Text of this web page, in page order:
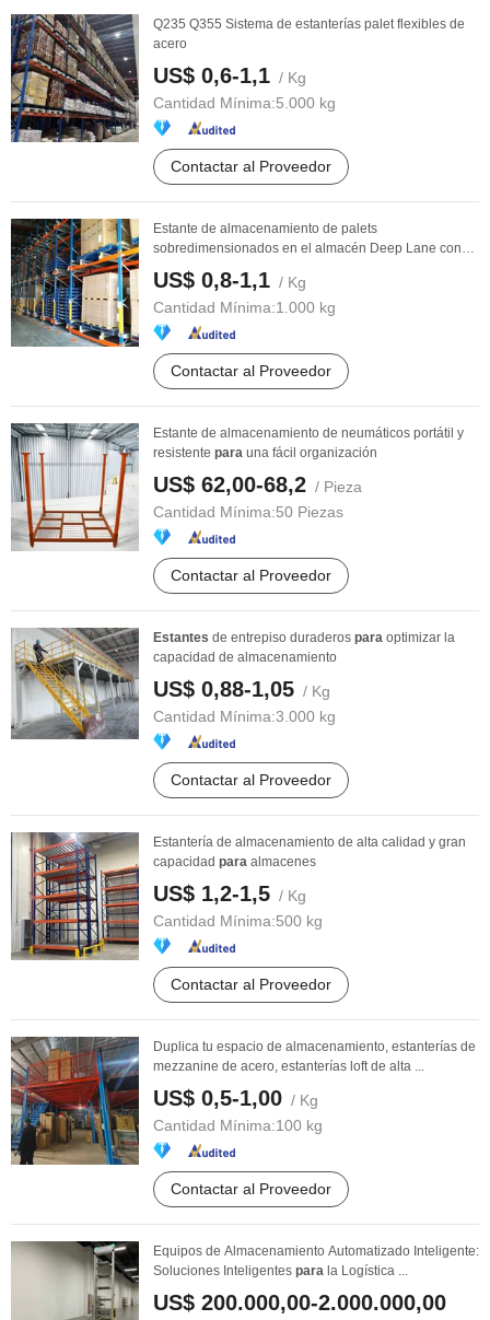
Q235 Q355 Sistema de estanterías palet flexibles de
acero
US$ 0,6-1,1 / Kg
Cantidad Mínima:5.000 kg
Contactar al Proveedor
Estante de almacenamiento de palets
sobredimensionados en el almacén Deep Lane con
sistema de ...
US$ 0,8-1,1 / Kg
Cantidad Mínima:1.000 kg
Contactar al Proveedor
Estante de almacenamiento de neumáticos portátil y
resistente para una fácil organización
US$ 62,00-68,2 / Pieza
Cantidad Mínima:50 Piezas
Contactar al Proveedor
Estantes de entrepiso duraderos para optimizar la
capacidad de almacenamiento
US$ 0,88-1,05 / Kg
Cantidad Mínima:3.000 kg
Contactar al Proveedor
Estantería de almacenamiento de alta calidad y gran
capacidad para almacenes
US$ 1,2-1,5 / Kg
Cantidad Mínima:500 kg
Contactar al Proveedor
Duplica tu espacio de almacenamiento, estanterías de
mezzanine de acero, estanterías loft de alta ...
US$ 0,5-1,00 / Kg
Cantidad Mínima:100 kg
Contactar al Proveedor
Equipos de Almacenamiento Automatizado Inteligente:
Soluciones Inteligentes para la Logística ...
US$ 200.000,00-2.000.000,00